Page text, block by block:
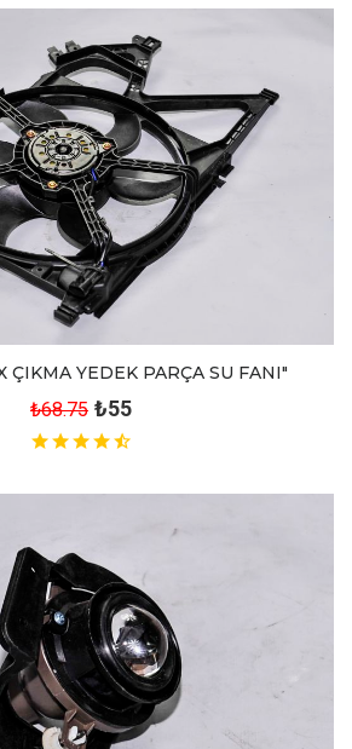
ÇIKMA YEDEK PARÇA SU FANI"
₺68.75 ₺55